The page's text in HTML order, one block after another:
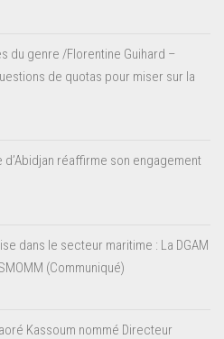
du genre /Florentine Guihard –
de quotas pour miser sur la
d’Abidjan réaffirme son engagement
dans le secteur maritime : La DGAM
(Communiqué)
Kassoum nommé Directeur